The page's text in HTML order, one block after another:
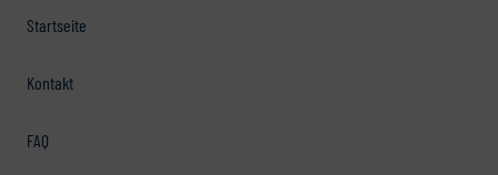
Startseite
Kontakt
FAQ